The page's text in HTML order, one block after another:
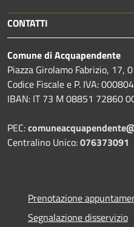
CONTATTI
Comune di Acquapendente
Piazza Girolamo Fabrizio, 17,
Codice Fiscale e P. IVA:
IBAN: IT 73 M 08851 72860
PEC:
Centralino Unico:076373091
Prenotazione
Segnalazione disservizio